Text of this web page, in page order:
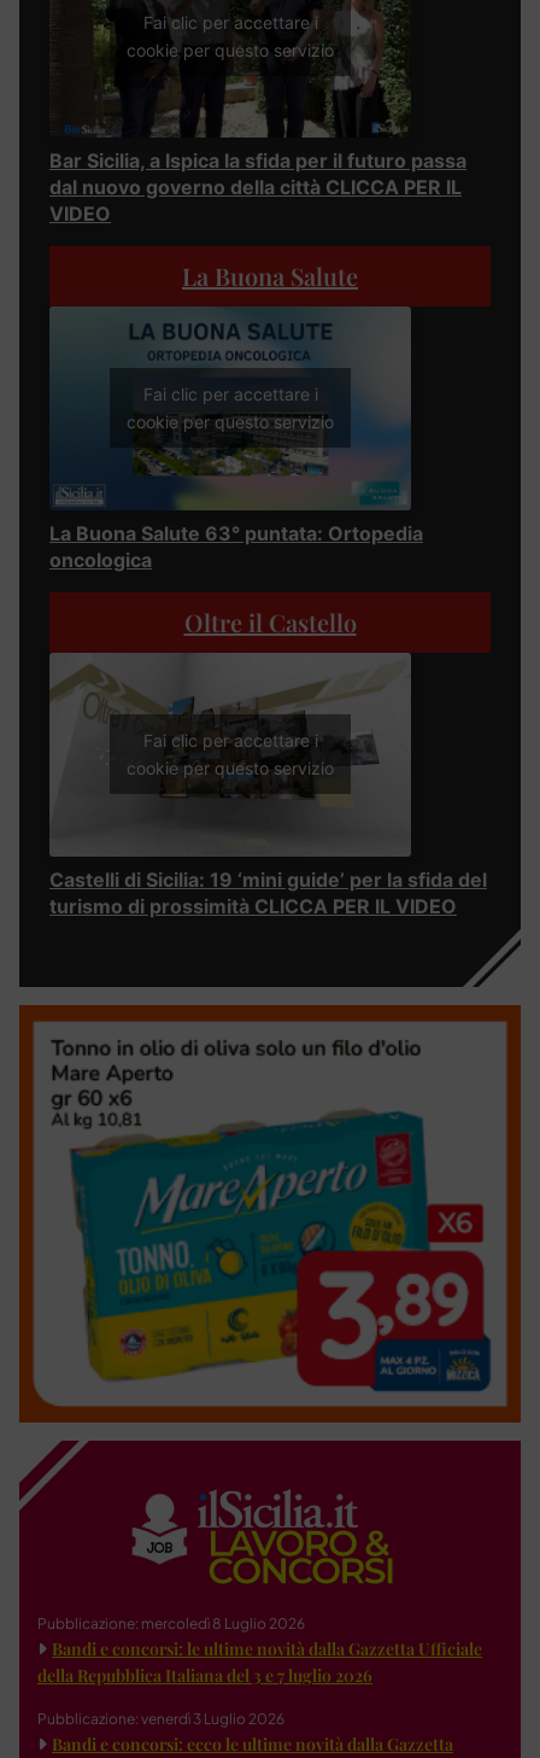
Fai clic per accettare i
cookie per questo servizio
Bar Sicilia, a Ispica la sfida per il futuro passa
dal nuovo governo della città CLICCA PER IL
VIDEO
La Buona Salute
Fai clic per accettare i
cookie per questo servizio
La Buona Salute 63° puntata: Ortopedia
oncologica
Oltre il Castello
Fai clic per accettare i
cookie per questo servizio
Castelli di Sicilia: 19 ‘mini guide’ per la sfida del
turismo di prossimità CLICCA PER IL VIDEO
Pubblicazione: mercoledì 8 Luglio 2026
Bandi e concorsi: le ultime novità dalla Gazzetta Ufficiale
della Repubblica Italiana del 3 e 7 luglio 2026
Pubblicazione: venerdì 3 Luglio 2026
Bandi e concorsi: ecco le ultime novità dalla Gazzetta